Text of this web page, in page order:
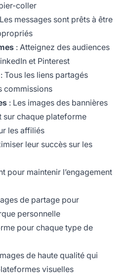
coller
messages sont prêts à être
: Atteignez des audiences
et Pinterest
: Tous les liens partagés
commissions
: Les images des bannières
sur chaque plateforme
les affiliés
leur succès sur les
pour maintenir l’engagement
de partage pour
personnelle
pour chaque type de
de haute qualité qui
visuelles